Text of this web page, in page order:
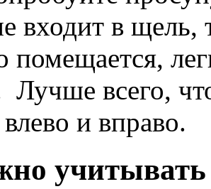
входит в
помещается,
Лучше всего,
и вправо.